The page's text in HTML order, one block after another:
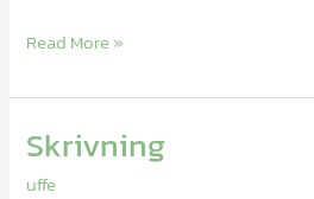
Read More »
Skrivning
uffe
Skrivning